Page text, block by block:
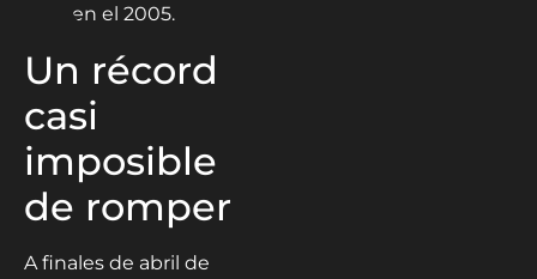
Un récord
casi
imposible
de romper
A finales de abril de